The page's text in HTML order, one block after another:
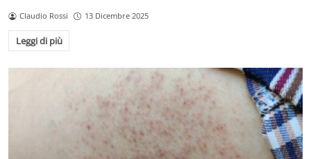
Claudio Rossi 13 Dicembre 2025
Leggi di più